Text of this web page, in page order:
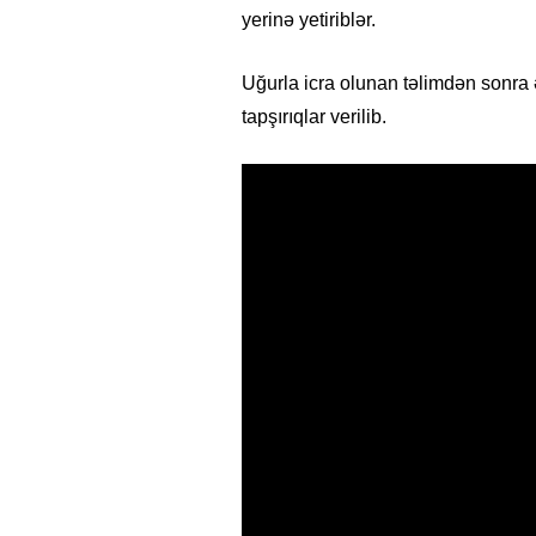
yerinə yetiriblər.
Uğurla icra olunan təlimdən
tapşırıqlar verilib.